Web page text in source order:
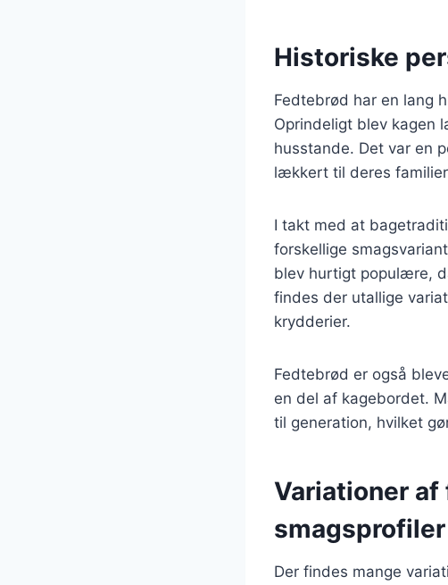
Historiske
Fedtebrød har en lang
Oprindeligt blev kagen
husstande. Det var en
lækkert til deres
I takt med at
forskellige
blev hurtigt populære,
findes der utallige
krydderier.
Fedtebrød er også
en del af kagebordet.
til generation, hvilket
Variationer af
smagsprofiler
Der findes mange